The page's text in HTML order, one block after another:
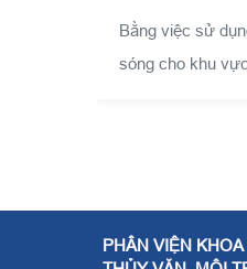
Bằng việc sử
sóng cho khu
PHÂN VIỆN